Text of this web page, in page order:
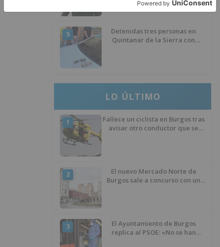
izquierda
5
Detenidas tres personas en
Quintanar de la Sierra con
LO ÚLTIMO
1
Fallece un ciclista en Burgos tras
avisar otro conductor que se
2
El nuevo Mercado Norte de
Burgos sale a concurso con un
3
El Ayuntamiento de Burgos
replica al PSOE: «No se han